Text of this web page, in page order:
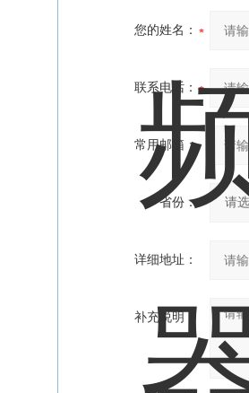
您的姓名：
联系电话：
常用邮箱：
省份：
详细地址：
补充说明：